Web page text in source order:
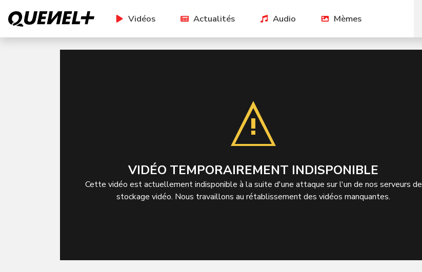
Vidéos Actualités Audio Mèmes
VIDÉO TEMPORAIREMENT INDISPONIBLE
Cette vidéo est actuellement indisponible à la suite d'une attaque sur l'un de nos serveurs de
stockage vidéo. Nous travaillons au rétablissement des vidéos manquantes.